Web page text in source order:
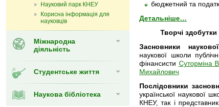
Науковий парк КНЕУ
Корисна інформація для
науковців
Міжнародна
діяльність
Студентське життя
Наукова бібліотека
бюджетний та
Детальніше…
Творчі
Засновники
наукової школи
фінансисти Суторміна
Михайлович
Послідовники
української наукової
КНЕУ, так і